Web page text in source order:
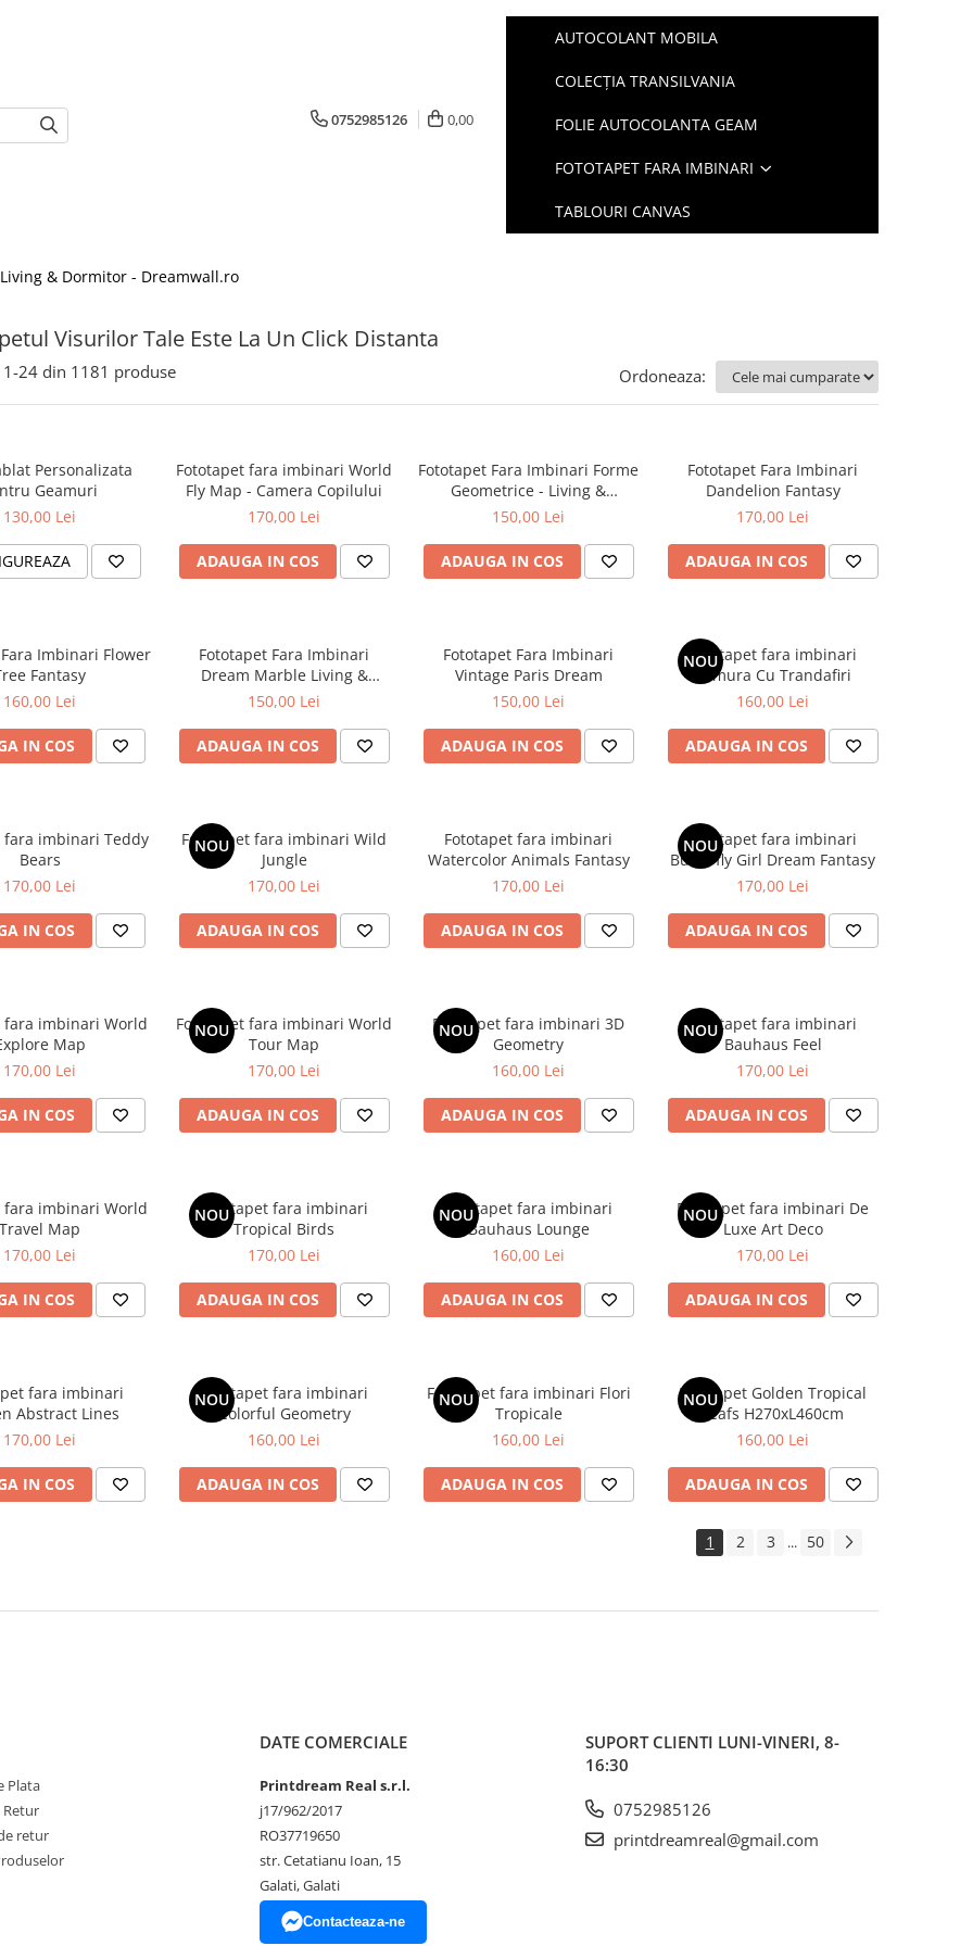
0752985126 0,00
AUTOCOLANT MOBILA
COLECȚIA TRANSILVANIA
FOLIE AUTOCOLANTA GEAM
FOTOTAPET FARA IMBINARI
TABLOURI CANVAS
& Dormitor - Dreamwall.ro
Visurilor Tale Este La Un Click Distanta
1-24 din 1181 produse Ordoneaza:
Personalizata
Geamuri
130,00 Lei
Fototapet fara imbinari World
Fly Map - Camera Copilului
170,00 Lei
ADAUGA IN COS
Fototapet Fara Imbinari Forme
Geometrice - Living &
Dormitor
150,00 Lei
ADAUGA IN COS
Fototapet Fara Imbinari
Dandelion Fantasy
170,00 Lei
ADAUGA IN COS
Imbinari Flower
Fantasy
160,00 Lei
IN COS
Fototapet Fara Imbinari
Dream Marble Living &
Dormitor
150,00 Lei
ADAUGA IN COS
Fototapet Fara Imbinari
Vintage Paris Dream
150,00 Lei
ADAUGA IN COS
NOU
Fototapet fara imbinari
Ramura Cu Trandafiri
160,00 Lei
ADAUGA IN COS
fara imbinari Teddy
Bears
170,00 Lei
IN COS
NOU
Fototapet fara imbinari Wild
Jungle
170,00 Lei
ADAUGA IN COS
Fototapet fara imbinari
Watercolor Animals Fantasy
170,00 Lei
ADAUGA IN COS
NOU
Fototapet fara imbinari
Butterfly Girl Dream Fantasy
170,00 Lei
ADAUGA IN COS
fara imbinari World
Map
170,00 Lei
IN COS
NOU
Fototapet fara imbinari World
Tour Map
170,00 Lei
ADAUGA IN COS
NOU
Fototapet fara imbinari 3D
Geometry
160,00 Lei
ADAUGA IN COS
NOU
Fototapet fara imbinari
Bauhaus Feel
170,00 Lei
ADAUGA IN COS
fara imbinari World
Travel Map
170,00 Lei
IN COS
NOU
Fototapet fara imbinari
Tropical Birds
170,00 Lei
ADAUGA IN COS
NOU
Fototapet fara imbinari
Bauhaus Lounge
160,00 Lei
ADAUGA IN COS
NOU
Fototapet fara imbinari De
Luxe Art Deco
170,00 Lei
ADAUGA IN COS
fara imbinari
Abstract Lines
170,00 Lei
IN COS
NOU
Fototapet fara imbinari
Colorful Geometry
160,00 Lei
ADAUGA IN COS
NOU
Fototapet fara imbinari Flori
Tropicale
160,00 Lei
ADAUGA IN COS
NOU
Fototapet Golden Tropical
Leafs H270xL460cm
160,00 Lei
ADAUGA IN COS
1 2 3 ... 50
Plata
Retur
retur
DATE COMERCIALE
Printdream Real s.r.l.
j17/962/2017
RO37719650
str. Cetatianu Ioan, 15
Galati, Galati
Contacteaza-ne
SUPORT CLIENTI LUNI-VINERI, 8-
16:30
0752985126
printdreamreal@gmail.com